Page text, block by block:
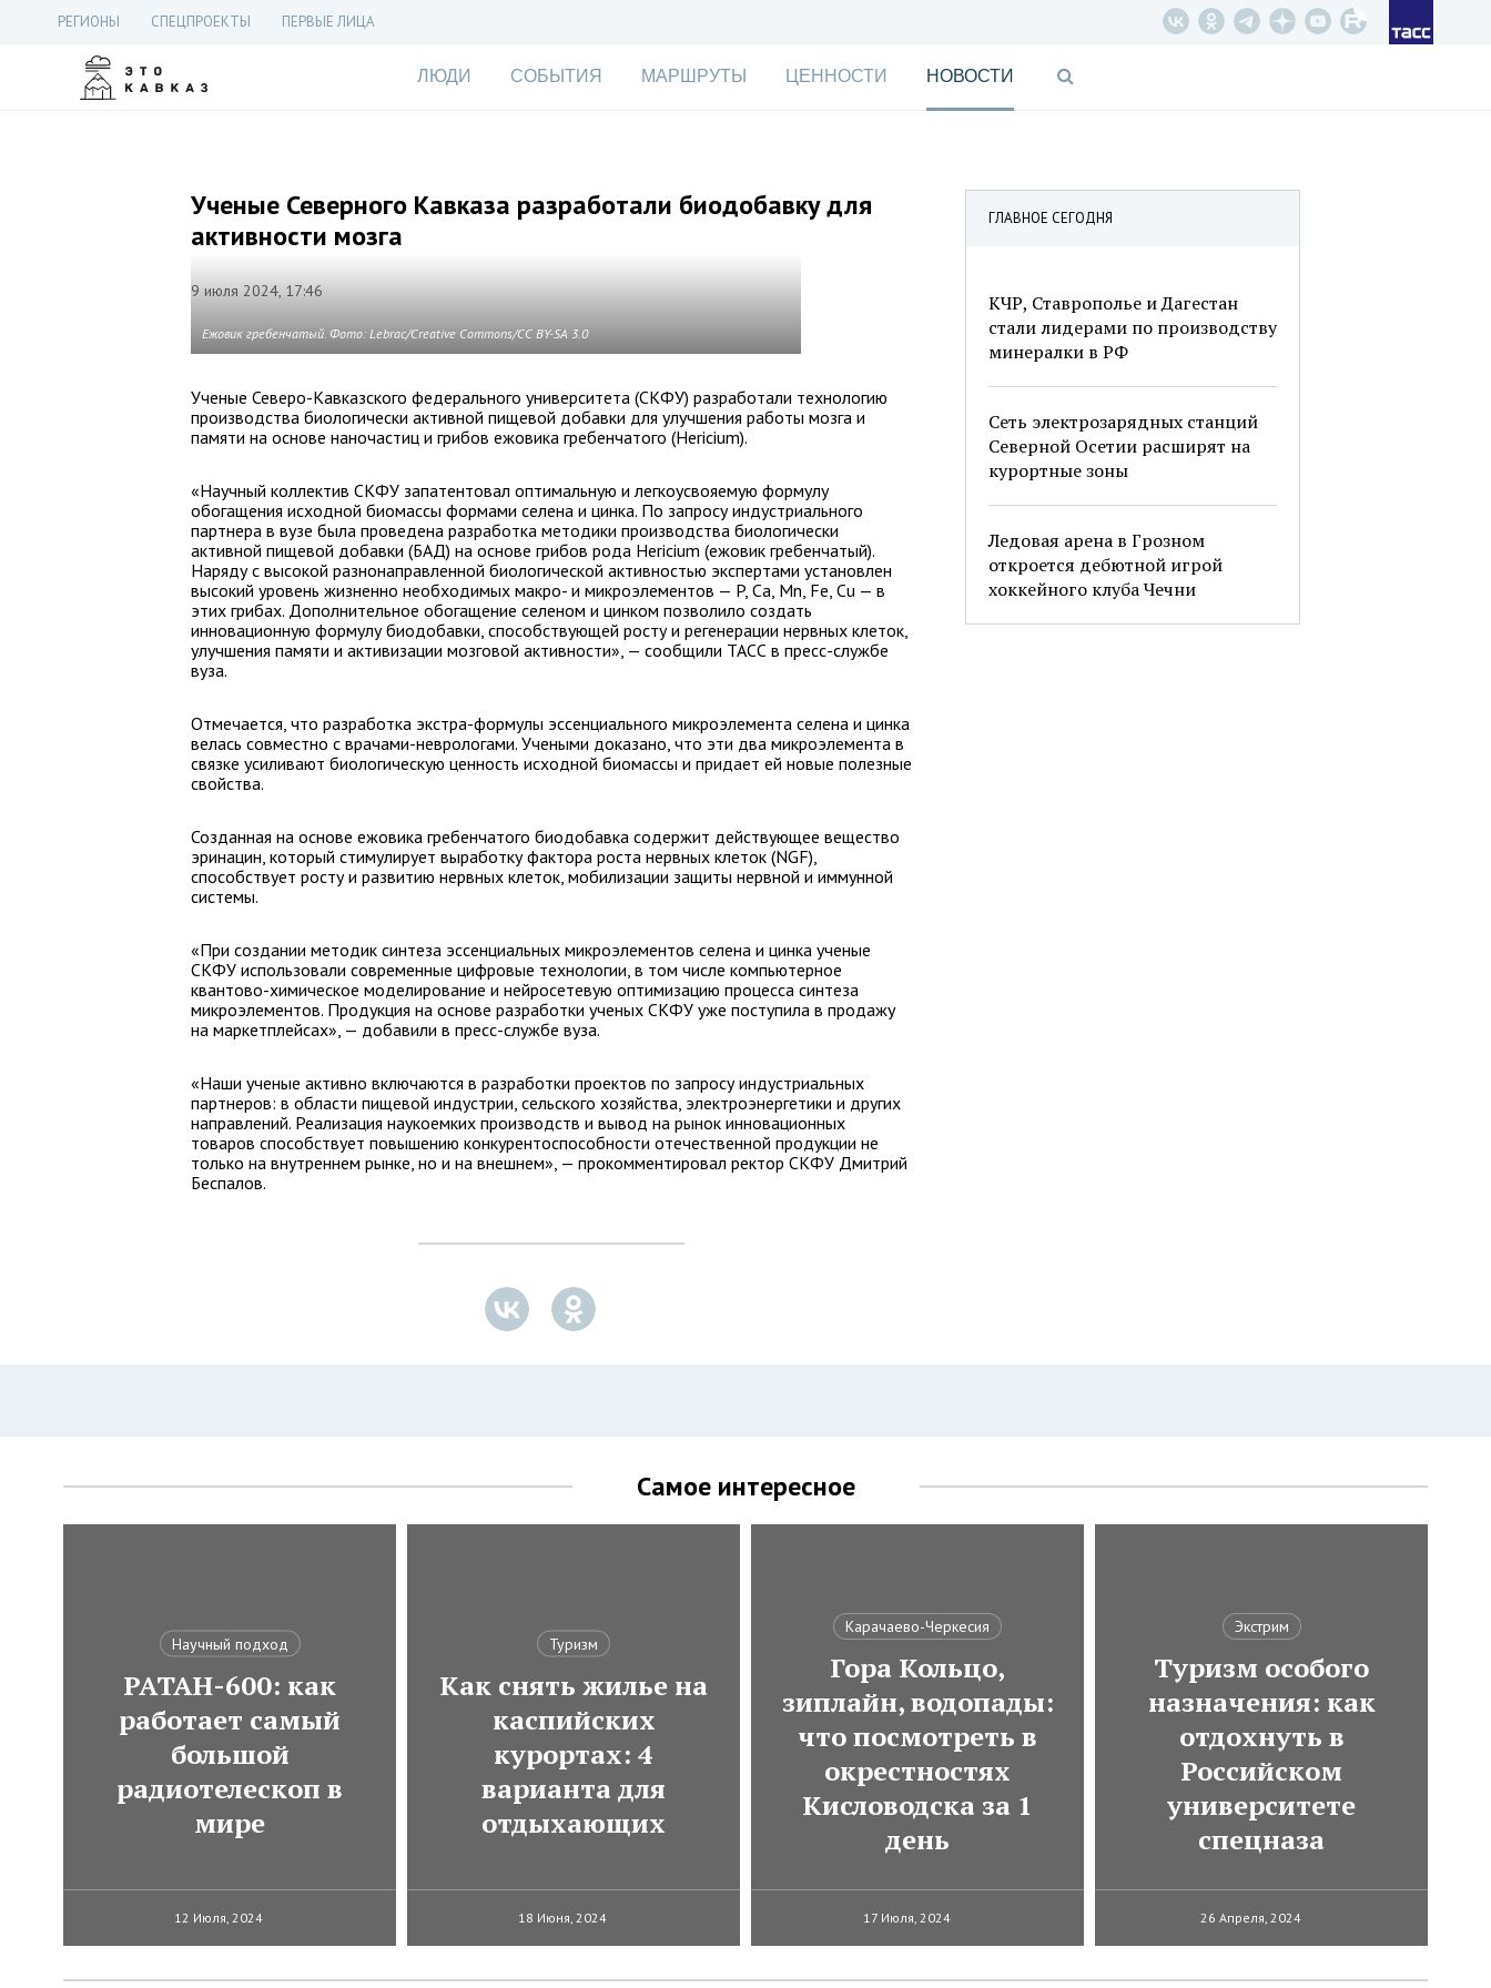
РЕГИОНЫ СПЕЦПРОЕКТЫ ПЕРВЫЕ ЛИЦА
ЛЮДИ СОБЫТИЯ МАРШРУТЫ ЦЕННОСТИ НОВОСТИ
ГЛАВНОЕ СЕГОДНЯ
КЧР, Ставрополье и Дагестан
стали лидерами по производству
минералки в РФ
Сеть электрозарядных станций
Северной Осетии расширят на
курортные зоны
Ледовая арена в Грозном
откроется дебютной игрой
хоккейного клуба Чечни
Ученые Северного Кавказа разработали биодобавку для
активности мозга
9 июля 2024, 17:46
Ежовик гребенчатый. Фото: Lebrac/Creative Commons/CC BY-SA 3.0
Ученые Северо-Кавказского федерального университета (СКФУ) разработали технологию
производства биологически активной пищевой добавки для улучшения работы мозга и
памяти на основе наночастиц и грибов ежовика гребенчатого (Hericium).
«Научный коллектив СКФУ запатентовал оптимальную и легкоусвояемую формулу
обогащения исходной биомассы формами селена и цинка. По запросу индустриального
партнера в вузе была проведена разработка методики производства биологически
активной пищевой добавки (БАД) на основе грибов рода Hericium (ежовик гребенчатый).
Наряду с высокой разнонаправленной биологической активностью экспертами установлен
высокий уровень жизненно необходимых макро- и микроэлементов — P, Ca, Mn, Fe, Cu — в
этих грибах. Дополнительное обогащение селеном и цинком позволило создать
инновационную формулу биодобавки, способствующей росту и регенерации нервных клеток,
улучшения памяти и активизации мозговой активности», — сообщили ТАСС в пресс-службе
вуза.
Отмечается, что разработка экстра-формулы эссенциального микроэлемента селена и цинка
велась совместно с врачами-неврологами. Учеными доказано, что эти два микроэлемента в
связке усиливают биологическую ценность исходной биомассы и придает ей новые полезные
свойства.
Созданная на основе ежовика гребенчатого биодобавка содержит действующее вещество
эринацин, который стимулирует выработку фактора роста нервных клеток (NGF),
способствует росту и развитию нервных клеток, мобилизации защиты нервной и иммунной
системы.
«При создании методик синтеза эссенциальных микроэлементов селена и цинка ученые
СКФУ использовали современные цифровые технологии, в том числе компьютерное
квантово-химическое моделирование и нейросетевую оптимизацию процесса синтеза
микроэлементов. Продукция на основе разработки ученых СКФУ уже поступила в продажу
на маркетплейсах», — добавили в пресс-службе вуза.
«Наши ученые активно включаются в разработки проектов по запросу индустриальных
партнеров: в области пищевой индустрии, сельского хозяйства, электроэнергетики и других
направлений. Реализация наукоемких производств и вывод на рынок инновационных
товаров способствует повышению конкурентоспособности отечественной продукции не
только на внутреннем рынке, но и на внешнем», — прокомментировал ректор СКФУ Дмитрий
Беспалов.
Самое интересное
Научный подход
РАТАН-600: как
работает самый
большой
радиотелескоп в
мире
12 Июля, 2024
Туризм
Как снять жилье на
каспийских
курортах: 4
варианта для
отдыхающих
18 Июня, 2024
Карачаево-Черкесия
Гора Кольцо,
зиплайн, водопады:
что посмотреть в
окрестностях
Кисловодска за 1
день
17 Июля, 2024
Экстрим
Туризм особого
назначения: как
отдохнуть в
Российском
университете
спецназа
26 Апреля, 2024